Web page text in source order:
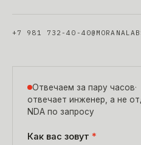
+7 981 732-40-40
Отвечаем за пару часов·
отвечает инженер, а не
NDA по запросу
Как вас зовут *